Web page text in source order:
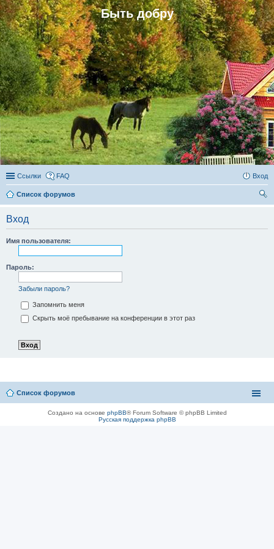
Быть добру
Ссылки FAQ Вход
Список форумов
Вход
Имя пользователя:
Пароль:
Забыли пароль?
Запомнить меня
Скрыть моё пребывание на конференции в этот раз
Список форумов
Создано на основе phpBB® Forum Software © phpBB Limited
Русская поддержка phpBB